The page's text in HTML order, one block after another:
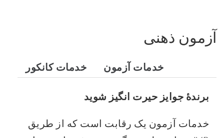
آزمون ذهنی
خدمات کانکور خدمات آزمون
برندۀ جوایز حیرت انگیز شوید
خدمات آزمون یک رقابت است که از طریق